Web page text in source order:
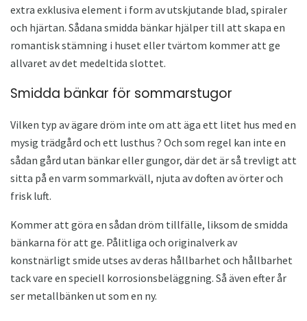
extra exklusiva element i form av utskjutande blad, spiraler
och hjärtan. Sådana smidda bänkar hjälper till att skapa en
romantisk stämning i huset eller tvärtom kommer att ge
allvaret av det medeltida slottet.
Smidda bänkar för sommarstugor
Vilken typ av ägare dröm inte om att äga ett litet hus med en
mysig trädgård och ett lusthus ? Och som regel kan inte en
sådan gård utan bänkar eller gungor, där det är så trevligt att
sitta på en varm sommarkväll, njuta av doften av örter och
frisk luft.
Kommer att göra en sådan dröm tillfälle, liksom de smidda
bänkarna för att ge. Pålitliga och originalverk av
konstnärligt smide utses av deras hållbarhet och hållbarhet
tack vare en speciell korrosionsbeläggning. Så även efter år
ser metallbänken ut som en ny.